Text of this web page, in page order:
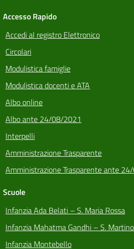
Accesso Rapido
Accedi al registro Elettronico
Circolari
Modulistica famiglie
Modulistica docenti e ATA
Albo online
Albo ante 24/08/2021
Interpelli
Amministrazione Trasparente
Amministrazione Trasparente ante
Scuole
Infanzia Ada Belati – S. Maria Rossa
Infanzia Mahatma Gandhi – S.
Infanzia Montebello